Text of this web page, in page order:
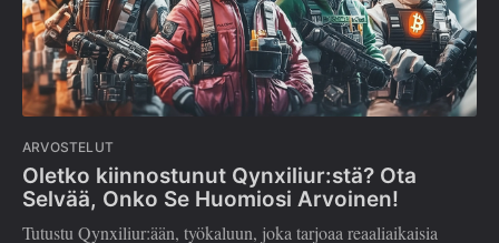
ARVOSTELUT
Oletko kiinnostunut Qynxiliur:stä? Ota
Selvää, Onko Se Huomiosi Arvoinen!
Tutustu Qynxiliur:ään, työkaluun, joka tarjoaa reaaliaikaisia